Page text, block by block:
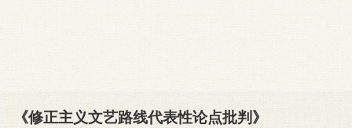
《修正主义文艺路线代表性论点批判》